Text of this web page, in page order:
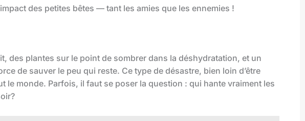
des petites bêtes — tant les amies que les ennemies !
des plantes sur le point de sombrer dans la déshydratation, et un
de sauver le peu qui reste. Ce type de désastre, bien loin d’être
le monde. Parfois, il faut se poser la question : qui hante vraiment les